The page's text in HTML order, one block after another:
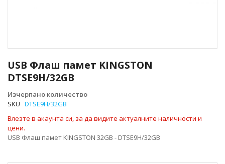
USB Флаш памет KINGSTON
DTSE9H/32GB
Изчерпано количество
SKU DTSE9H/32GB
Влезте в акаунта си, за да видите актуалните наличности и
цени.
USB Флаш памет KINGSTON 32GB - DTSE9H/32GB
към
началото
на
галерия
със